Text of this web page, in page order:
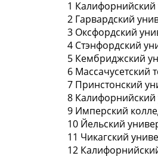
1 Кaлифорнийский
2 Гарвардский
3 Оксфордский
4 Стэнфордский
5 Кембриджский
6 Массачусетский
7 Принстонский
8
9 Имперcкий
10 Йельский
11 Чикагский
12